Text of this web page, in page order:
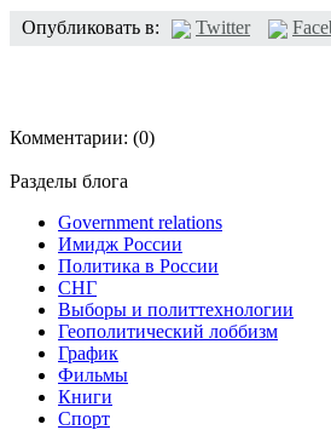
Опубликовать в: Twitter
Комментарии: (0)
Разделы блога
Government relations
Имидж России
Политика в России
СНГ
Выборы и политтехнологии
Геополитический лоббизм
График
Фильмы
Книги
Спорт